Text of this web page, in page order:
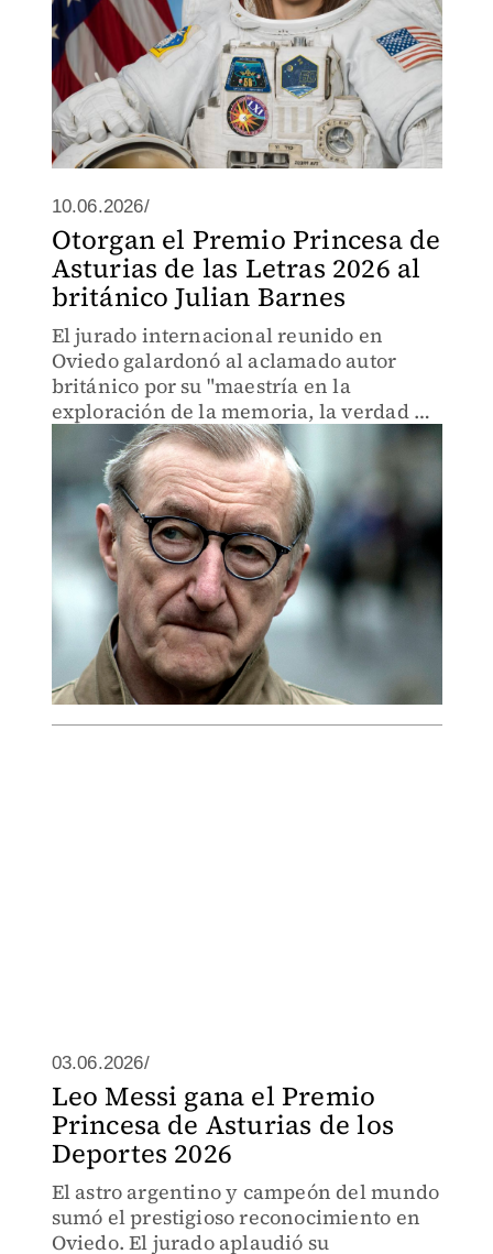
10.06.2026/
Otorgan el Premio Princesa de
Asturias de las Letras 2026 al
británico Julian Barnes
El jurado internacional reunido en
Oviedo galardonó al aclamado autor
británico por su "maestría en la
exploración de la memoria, la verdad y
la complejidad de las relaciones
humanas".
03.06.2026/
Leo Messi gana el Premio
Princesa de Asturias de los
Deportes 2026
El astro argentino y campeón del mundo
sumó el prestigioso reconocimiento en
Oviedo. El jurado aplaudió su